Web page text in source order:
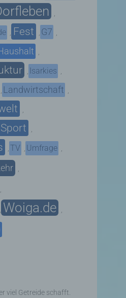
,
, Fest , G7 ,
,
, Isarkies ,
, Landwirtschaft ,
,
Sport ,
,TV , Umfrage ,
,
,
, Woiga.de ,
viel Getreide schafft.